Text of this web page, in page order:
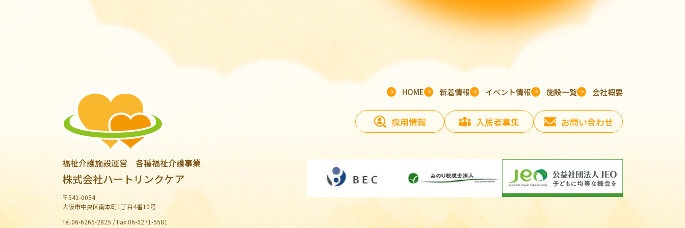
福祉介護施設運営 各種福祉介護事業
株式会社ハートリンクケア
〒541-0054
大阪市中央区南本町1丁目4番10号
Tel.06-6265-2825 / Fax.06-6271-5581
HOME 新着情報 イベント情報 施設一覧 会社概要
採用情報 入居者募集 お問い合わせ